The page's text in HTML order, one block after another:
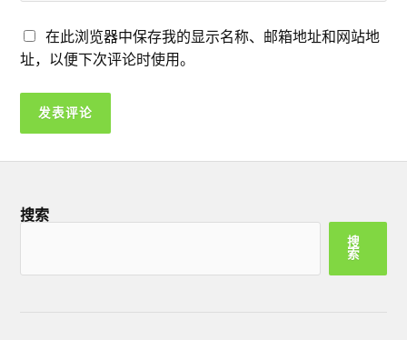
在此浏览器中保存我的显示名称、邮箱地址和网站地
址，以便下次评论时使用。
搜索
搜
索